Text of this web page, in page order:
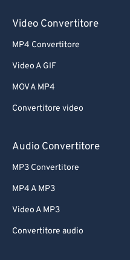
Video Convertitore
MP4 Convertitore
Video A GIF
MOV A MP4
Convertitore video
Audio Convertitore
MP3 Convertitore
MP4 A MP3
Video A MP3
Convertitore audio